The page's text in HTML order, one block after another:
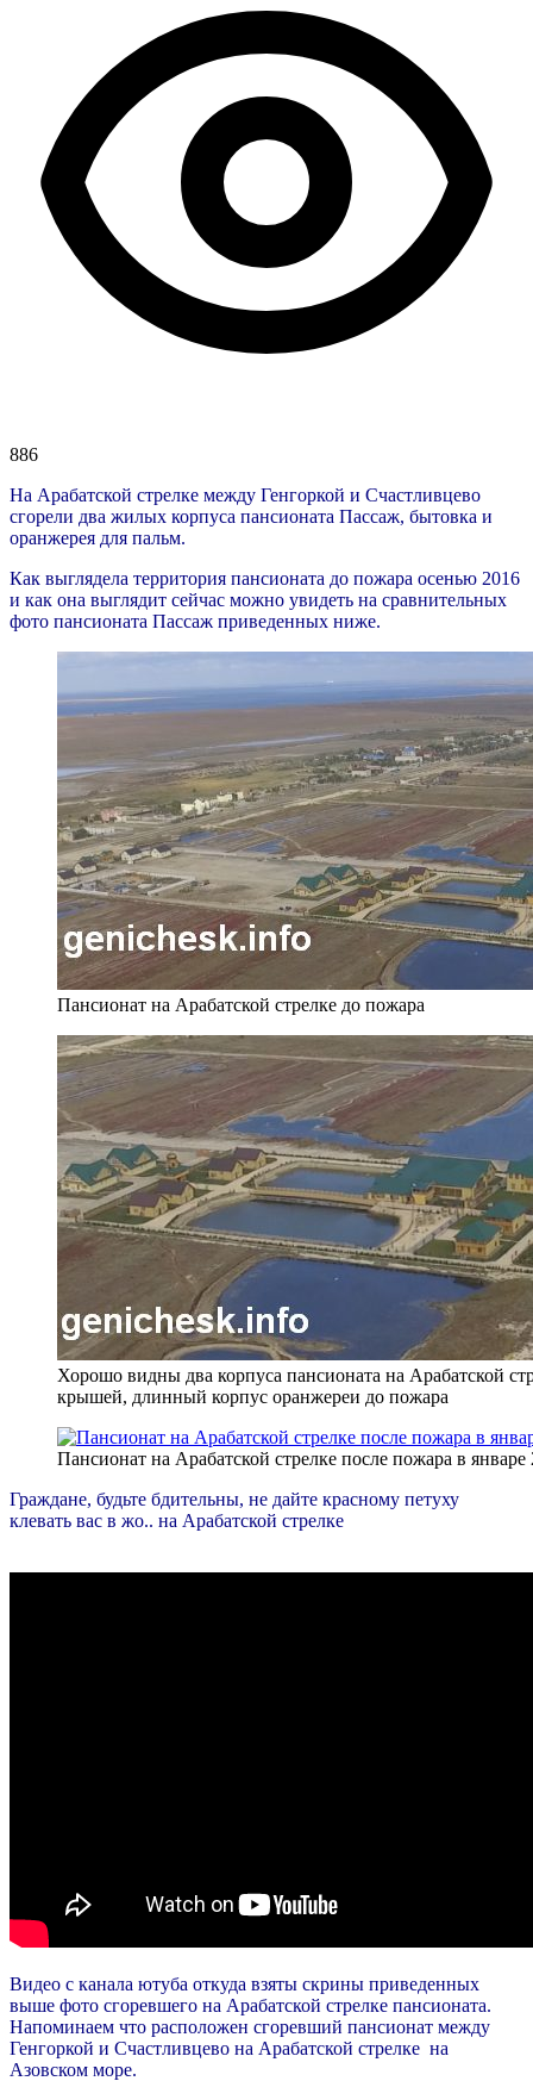
886
На Арабатской стрелке между Генгоркой и Счастливцево
сгорели два жилых корпуса пансионата Пассаж, бытовка и
оранжерея для пальм.
Как выглядела территория пансионата до пожара осенью 2016
и как она выглядит сейчас можно увидеть на сравнительных
фото пансионата Пассаж приведенных ниже.
Пансионат на Арабатской стрелке до пожара
Хорошо видны два корпуса пансионата на Арабатской
крышей, длинный корпус оранжереи до пожара
Пансионат на Арабатской стрелке после пожара в январе
Граждане, будьте бдительны, не дайте красному петуху
клевать вас в жо.. на Арабатской стрелке
Видео с канала ютуба откуда взяты скрины приведенных
выше фото сгоревшего на Арабатской стрелке пансионата.
Напоминаем что расположен сгоревший пансионат между
Генгоркой и Счастливцево на Арабатской стрелке на
Азовском море.